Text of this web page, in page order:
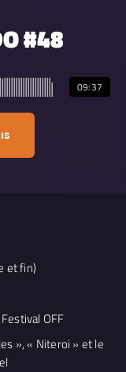
#48
09:37
et fin)
OFF
», « Niteroi » et le